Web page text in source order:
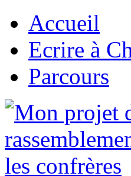
Accueil
Ecrire à
Parcours